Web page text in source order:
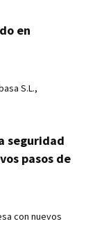
en
S.L.,
seguridad
pasos de
con nuevos